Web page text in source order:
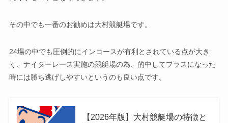
その中でも一番のお勧めは大村競艇場です。
24場の中でも圧倒的にインコースが有利とされている点が大き
く、ナイターレース実施の競艇場の為、的中してプラスになった
時には勝ち逃げしやすいというのも良い点です。
【2026年版】大村競艇場の特徴と